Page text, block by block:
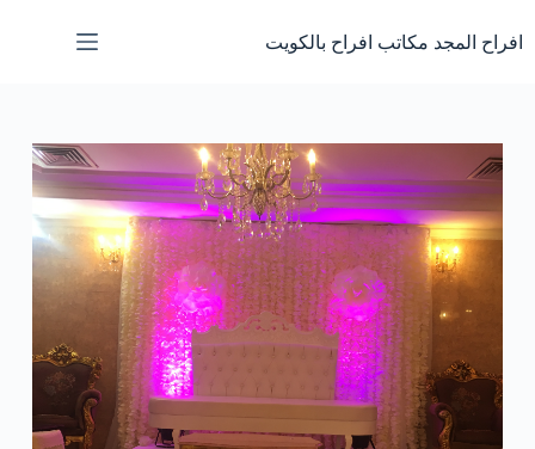
إلى
المحتوى
افراح المجد مكاتب افراح بالكويت